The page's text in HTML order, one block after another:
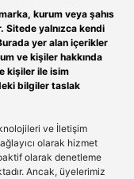
kurum veya şahıs
Sitede yalnızca kendi
yer alan içerikler
ve kişiler hakkında
kişiler ile isim
bilgiler taslak
ve İletişim
olarak hizmet
olarak denetleme
Ancak, üyelerimiz